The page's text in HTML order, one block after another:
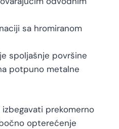
sa hromiranom
spoljašnje površine
potpuno metalne
prekomerno
opterećenje